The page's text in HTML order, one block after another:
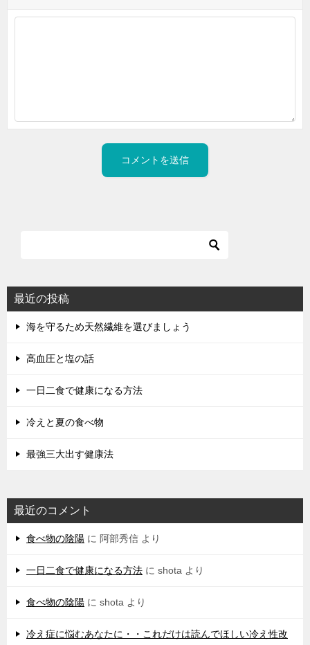
最近の投稿
海を守るため天然繊維を選びましょう
高血圧と塩の話
一日二食で健康になる方法
冷えと夏の食べ物
最強三大出す健康法
最近のコメント
食べ物の陰陽 に 阿部秀信 より
一日二食で健康になる方法 に shota より
食べ物の陰陽 に shota より
冷え症に悩むあなたに・・これだけは読んでほしい冷え性改